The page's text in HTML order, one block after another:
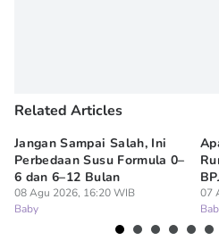
Related Articles
Jangan Sampai Salah, Ini
Perbedaan Susu Formula 0–
6 dan 6–12 Bulan
08 Agu 2026, 16:20 WIB
Baby
07